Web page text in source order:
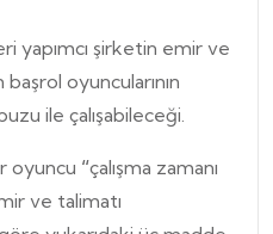
yapımcı şirketin emir ve
başrol oyuncularının
ile çalışabileceği.
oyuncu “çalışma zamanı
ve talimatı